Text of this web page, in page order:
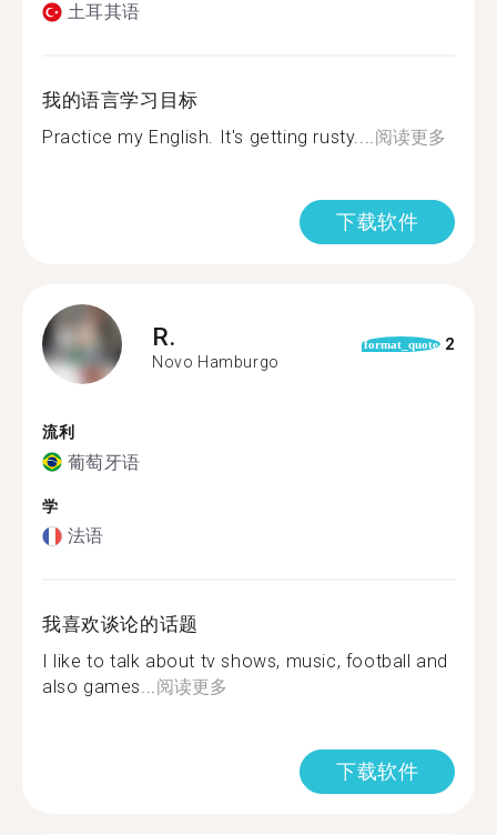
土耳其语
我的语言学习目标
Practice my English. It's getting rusty....阅读更多
下载软件
R.
Novo Hamburgo
format_quote 2
流利
葡萄牙语
学
法语
我喜欢谈论的话题
I like to talk about tv shows, music, football and
also games...阅读更多
下载软件